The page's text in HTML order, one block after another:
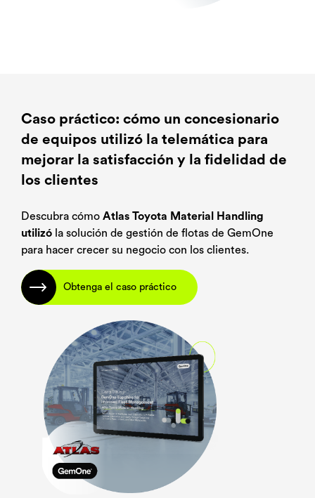
Caso práctico: cómo un concesionario
de equipos utilizó la telemática para
mejorar la satisfacción y la fidelidad de
los clientes
Descubra cómo Atlas Toyota Material Handling
utilizó la solución de gestión de flotas de GemOne
para hacer crecer su negocio con los clientes.
Obtenga el caso práctico